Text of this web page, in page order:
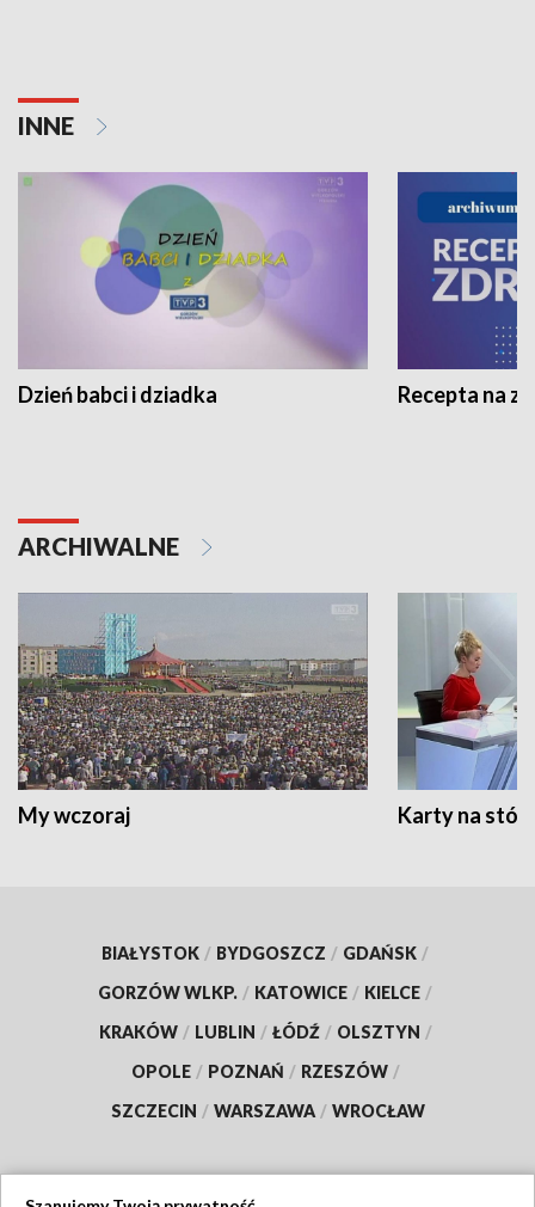
INNE
Dzień babci i dziadka Recepta na
ARCHIWALNE
My wczoraj Karty na
BIAŁYSTOK / BYDGOSZCZ / GDAŃSK /
GORZÓW WLKP. / KATOWICE / KIELCE /
KRAKÓW / LUBLIN / ŁÓDŹ / OLSZTYN /
OPOLE / POZNAŃ / RZESZÓW /
SZCZECIN / WARSZAWA / WROCŁAW